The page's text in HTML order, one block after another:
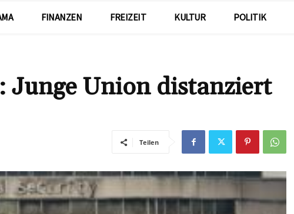
FINANZEN FREIZEIT KULTUR POLITIK
Union distanziert
Teilen